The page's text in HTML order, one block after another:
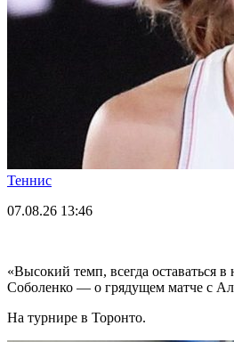
Теннис
07.08.26 13:46
«Высокий темп, всегда оставаться в
Соболенко — о грядущем матче с
На турнире в Торонто.